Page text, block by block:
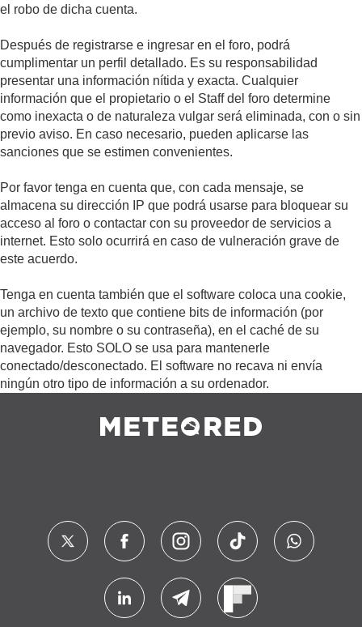
el robo de dicha cuenta.
Después de registrarse e ingresar en el foro, podrá
cumplimentar un perfil detallado. Es su responsabilidad
presentar una información nítida y exacta. Cualquier
información que el propietario o el Staff del foro determine
como inexacta o de naturaleza vulgar será eliminada, con o sin
previo aviso. En caso necesario, pueden aplicarse las
sanciones que se estimen convenientes.
Por favor tenga en cuenta que, con cada mensaje, se
almacena su dirección IP que podrá usarse para bloquear su
acceso al foro o contactar con su proveedor de servicios a
internet. Esto solo ocurrirá en caso de vulneración grave de
este acuerdo.
Tenga en cuenta también que el software coloca una cookie,
un archivo de texto que contiene bits de información (por
ejemplo, su nombre o su contraseña), en el caché de su
navegador. Esto SOLO se usa para mantenerle
conectado/desconectado. El software no recava ni envía
ningún otro tipo de información a su ordenador.